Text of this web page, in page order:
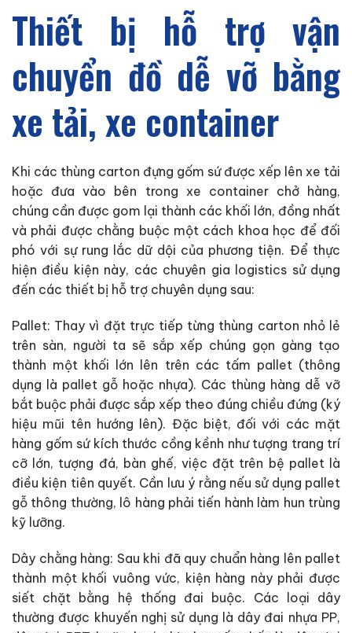
Thiết bị hỗ trợ vận
chuyển đồ dễ vỡ bằng
xe tải, xe container
Khi các thùng carton đựng gốm sứ được xếp lên xe tải
hoặc đưa vào bên trong xe container chở hàng,
chúng cần được gom lại thành các khối lớn, đồng nhất
và phải được chằng buộc một cách khoa học để đối
phó với sự rung lắc dữ dội của phương tiện. Để thực
hiện điều kiện này, các chuyên gia logistics sử dụng
đến các thiết bị hỗ trợ chuyên dụng sau:
Pallet: Thay vì đặt trực tiếp từng thùng carton nhỏ lẻ
trên sàn, người ta sẽ sắp xếp chúng gọn gàng tạo
thành một khối lớn lên trên các tấm pallet (thông
dụng là pallet gỗ hoặc nhựa). Các thùng hàng dễ vỡ
bắt buộc phải được sắp xếp theo đúng chiều đứng (ký
hiệu mũi tên hướng lên). Đặc biệt, đối với các mặt
hàng gốm sứ kích thước cồng kềnh như tượng trang trí
cỡ lớn, tượng đá, bàn ghế, việc đặt trên bệ pallet là
điều kiện tiên quyết. Cần lưu ý rằng nếu sử dụng pallet
gỗ thông thường, lô hàng phải tiến hành làm hun trùng
kỹ lưỡng.
Dây chằng hàng: Sau khi đã quy chuẩn hàng lên pallet
thành một khối vuông vức, kiện hàng này phải được
siết chặt bằng hệ thống đai buộc. Các loại dây
thường được khuyến nghị sử dụng là dây đai nhựa PP,